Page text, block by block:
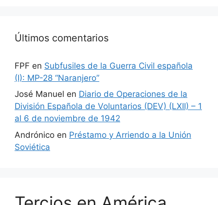
Últimos comentarios
FPF en Subfusiles de la Guerra Civil española
(I): MP-28 “Naranjero”
José Manuel en Diario de Operaciones de la
División Española de Voluntarios (DEV) (LXII) – 1
al 6 de noviembre de 1942
Andrónico en Préstamo y Arriendo a la Unión
Soviética